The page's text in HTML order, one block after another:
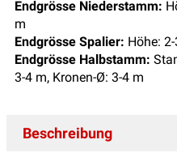
Endgrösse Niederstamm:
m
Endgrösse Spalier: Höhe:
Endgrösse Halbstamm:
3-4 m, Kronen-Ø: 3-4 m
Beschreibung